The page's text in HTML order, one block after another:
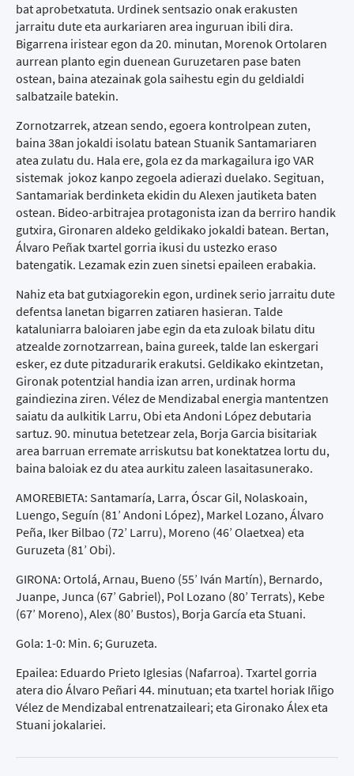
bat aprobetxatuta. Urdinek sentsazio onak erakusten
jarraitu dute eta aurkariaren area inguruan ibili dira.
Bigarrena iristear egon da 20. minutan, Morenok Ortolaren
aurrean planto egin duenean Guruzetaren pase baten
ostean, baina atezainak gola saihestu egin du geldialdi
salbatzaile batekin.
Zornotzarrek, atzean sendo, egoera kontrolpean zuten,
baina 38an jokaldi isolatu batean Stuanik Santamariaren
atea zulatu du. Hala ere, gola ez da markagailura igo VAR
sistemak jokoz kanpo zegoela adierazi duelako. Segituan,
Santamariak berdinketa ekidin du Alexen jautiketa baten
ostean. Bideo-arbitrajea protagonista izan da berriro handik
gutxira, Gironaren aldeko geldikako jokaldi batean. Bertan,
Álvaro Peñak txartel gorria ikusi du ustezko eraso
batengatik. Lezamak ezin zuen sinetsi epaileen erabakia.
Nahiz eta bat gutxiagorekin egon, urdinek serio jarraitu dute
defentsa lanetan bigarren zatiaren hasieran. Talde
kataluniarra baloiaren jabe egin da eta zuloak bilatu ditu
atzealde zornotzarrean, baina gureek, talde lan eskergari
esker, ez dute pitzadurarik erakutsi. Geldikako ekintzetan,
Gironak potentzial handia izan arren, urdinak horma
gaindiezina ziren. Vélez de Mendizabal energia mantentzen
saiatu da aulkitik Larru, Obi eta Andoni López debutaria
sartuz. 90. minutua betetzear zela, Borja Garcia bisitariak
area barruan erremate arriskutsu bat konektatzea lortu du,
baina baloiak ez du atea aurkitu zaleen lasaitasunerako.
AMOREBIETA: Santamaría, Larra, Óscar Gil, Nolaskoain,
Luengo, Seguín (81’ Andoni López), Markel Lozano, Álvaro
Peña, Iker Bilbao (72’ Larru), Moreno (46’ Olaetxea) eta
Guruzeta (81’ Obi).
GIRONA: Ortolá, Arnau, Bueno (55’ Iván Martín), Bernardo,
Juanpe, Junca (67’ Gabriel), Pol Lozano (80’ Terrats), Kebe
(67’ Moreno), Alex (80’ Bustos), Borja García eta Stuani.
Gola: 1-0: Min. 6; Guruzeta.
Epailea: Eduardo Prieto Iglesias (Nafarroa). Txartel gorria
atera dio Álvaro Peñari 44. minutuan; eta txartel horiak Iñigo
Vélez de Mendizabal entrenatzaileari; eta Gironako Álex eta
Stuani jokalariei.